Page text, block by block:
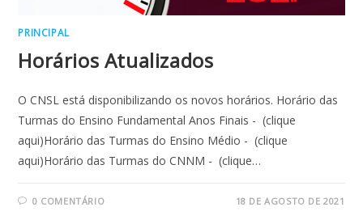
PRINCIPAL
Horários Atualizados
O CNSL está disponibilizando os novos horários. Horário das
Turmas do Ensino Fundamental Anos Finais - (clique
aqui)Horário das Turmas do Ensino Médio - (clique
aqui)Horário das Turmas do CNNM - (clique…
0 COMENTÁRIO 18 DE AGOSTO DE 2021